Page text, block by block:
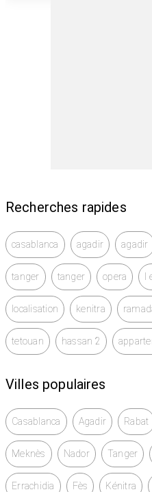
Recherches rapides
casablanca agadir agadir
tanger tanger opera
localisation kenitra
tetouan hassan 2
Villes populaires
Casablanca Agadir Rabat
Meknès Nador Tanger
Errachidia Fès Kénitra